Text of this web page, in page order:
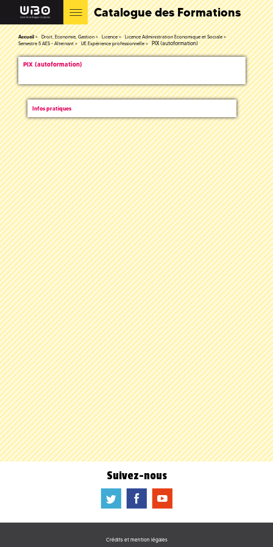
Catalogue des Formations
Accueil Droit, Economie, Gestion Licence
Licence Administration Economique et Sociale
Semestre 5 AES - Alternant
UE Expérience professionnelle PIX (autoformation)
PIX (autoformation)
Infos pratiques
Suivez-nous
a b f
Crédits et mention légales